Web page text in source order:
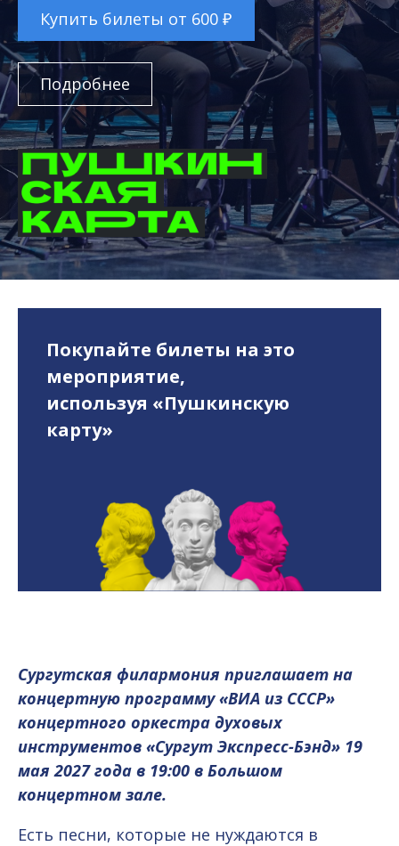
Купить билеты от 600 ₽
Подробнее
Покупайте билеты на это
мероприятие,
используя «Пушкинскую
карту»
Сургутская филармония приглашает на
концертную программу «ВИА из СССР»
концертного оркестра духовых
инструментов «Сургут Экспресс-Бэнд» 19
мая 2027 года в 19:00 в Большом
концертном зале.
Есть песни, которые не нуждаются в